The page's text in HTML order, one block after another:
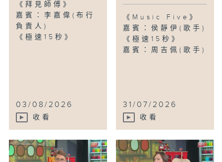
《拜見師傅》
嘉賓：李嘉偉(布行
負責人)
《極速15秒》
03/08/2026
收看
《Music Five》
嘉賓：侯靜伊(歌手)
《極速15秒》
嘉賓：周吉佩(歌手)
31/07/2026
收看